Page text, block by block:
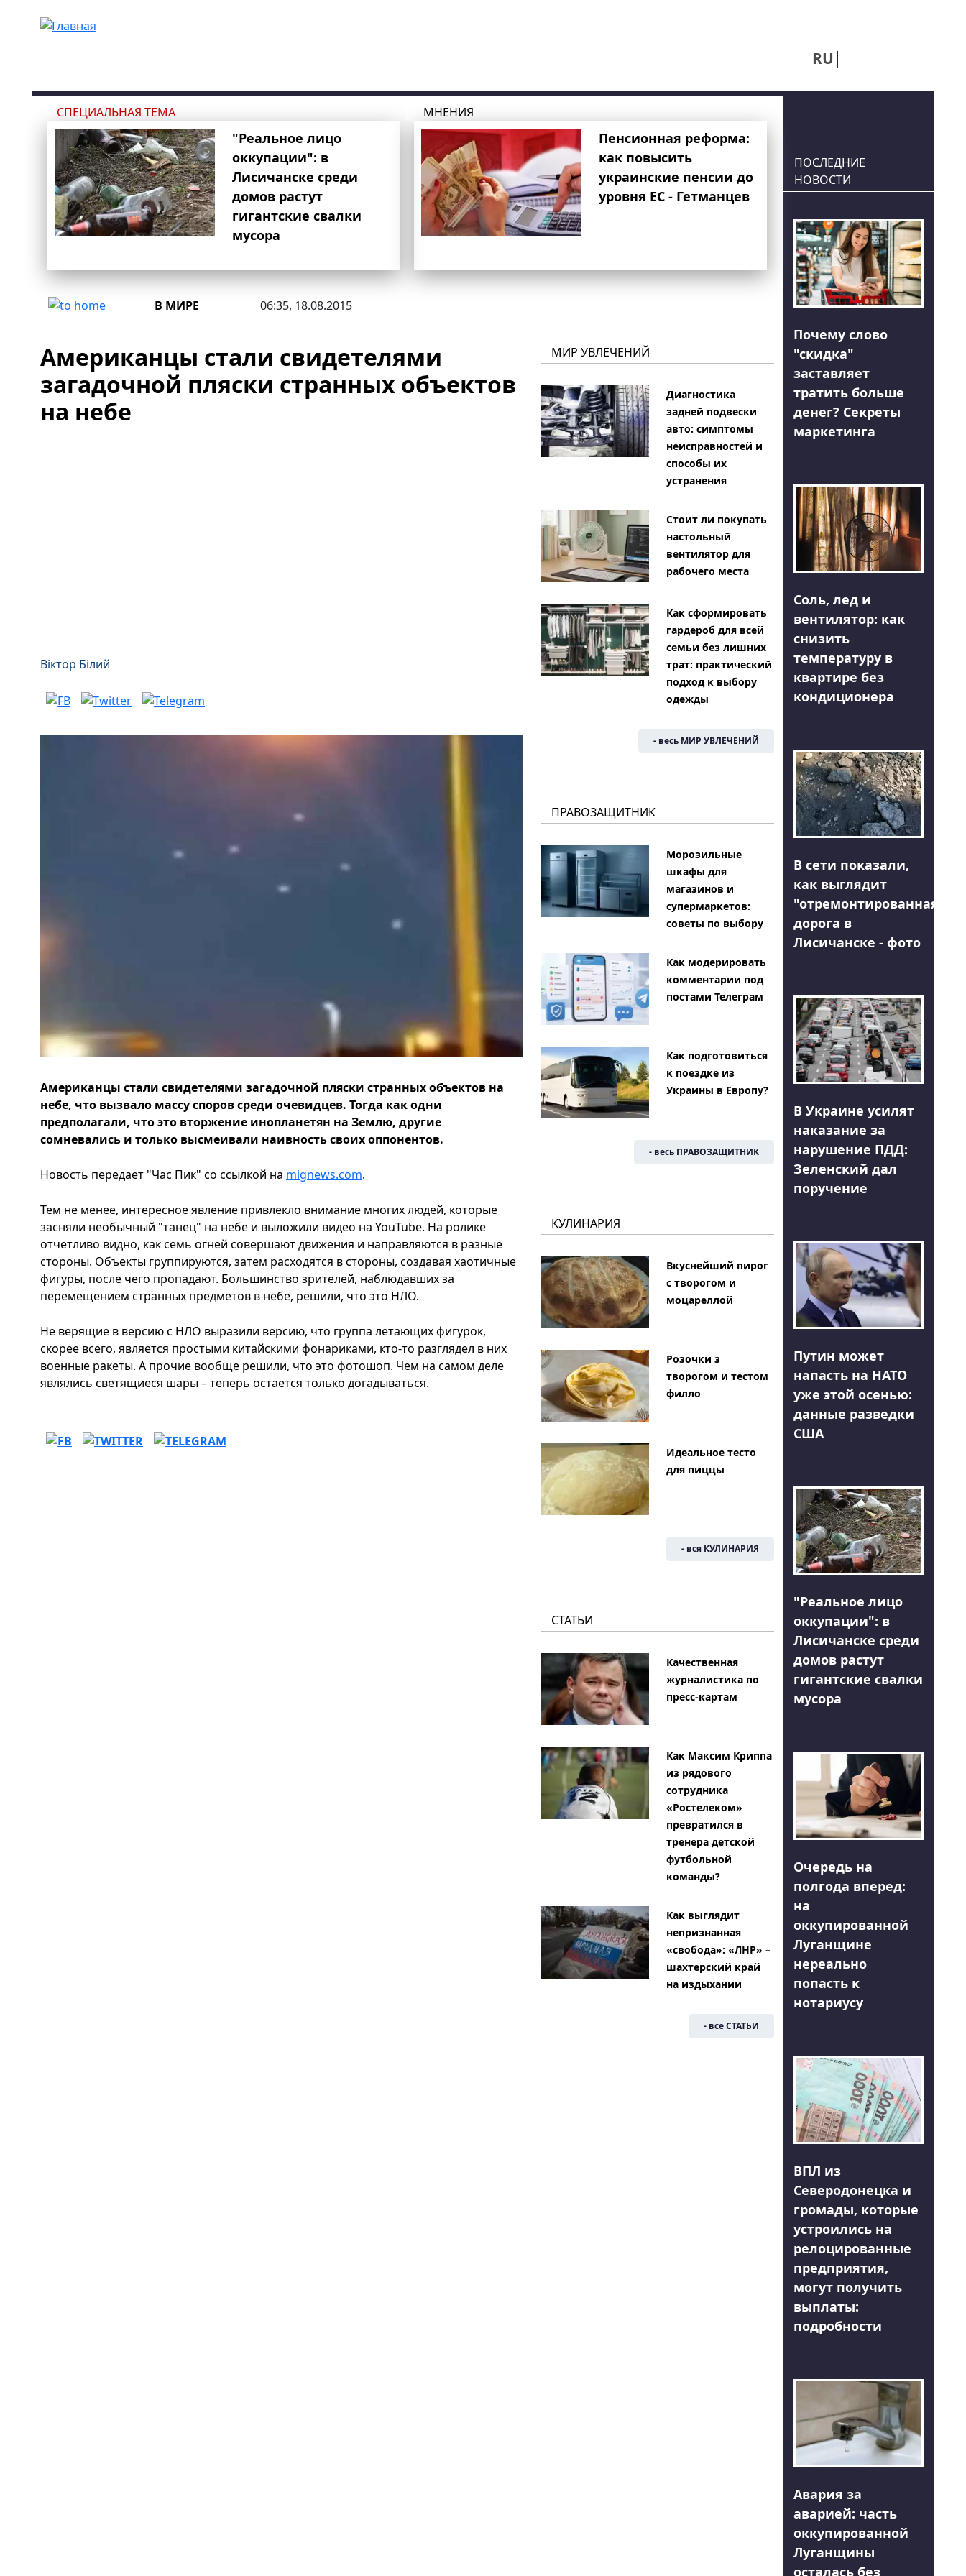
RU
СПЕЦИАЛЬНАЯ ТЕМА
"Реальное лицо
оккупации": в
Лисичанске среди
домов растут
гигантские свалки
мусора
МНЕНИЯ
Пенсионная реформа:
как повысить
украинские пенсии до
уровня ЕС - Гетманцев
В МИРЕ 06:35, 18.08.2015
Американцы стали свидетелями
загадочной пляски странных объектов
на небе
Віктор Білий
Американцы стали свидетелями загадочной пляски странных объектов на
небе, что вызвало массу споров среди очевидцев. Тогда как одни
предполагали, что это вторжение инопланетян на Землю, другие
сомневались и только высмеивали наивность своих оппонентов.
Новость передает "Час Пик" со ссылкой на mignews.com.
Тем не менее, интересное явление привлекло внимание многих людей, которые
засняли необычный "танец" на небе и выложили видео на YouTube. На ролике
отчетливо видно, как семь огней совершают движения и направляются в разные
стороны. Объекты группируются, затем расходятся в стороны, создавая хаотичные
фигуры, после чего пропадают. Большинство зрителей, наблюдавших за
перемещением странных предметов в небе, решили, что это НЛО.
Не верящие в версию с НЛО выразили версию, что группа летающих фигурок,
скорее всего, является простыми китайскими фонариками, кто-то разглядел в них
военные ракеты. А прочие вообще решили, что это фотошоп. Чем на самом деле
являлись светящиеся шары – теперь остается только догадываться.
МИР УВЛЕЧЕНИЙ
Диагностика
задней подвески
авто: симптомы
неисправностей и
способы их
устранения
Стоит ли покупать
настольный
вентилятор для
рабочего места
Как сформировать
гардероб для всей
семьи без лишних
трат: практический
подход к выбору
одежды
- весь МИР УВЛЕЧЕНИЙ
ПРАВОЗАЩИТНИК
Морозильные
шкафы для
магазинов и
супермаркетов:
советы по выбору
Как модерировать
комментарии под
постами Телеграм
Как подготовиться
к поездке из
Украины в Европу?
- весь ПРАВОЗАЩИТНИК
КУЛИНАРИЯ
Вкуснейший пирог
с творогом и
моцареллой
Розочки з
творогом и тестом
филло
Идеальное тесто
для пиццы
- вся КУЛИНАРИЯ
СТАТЬИ
Качественная
журналистика по
пресс-картам
Как Максим Криппа
из рядового
сотрудника
«Ростелеком»
превратился в
тренера детской
футбольной
команды?
Как выглядит
непризнанная
«свобода»: «ЛНР» –
шахтерский край
на издыхании
- все СТАТЬИ
ПОСЛЕДНИЕ
НОВОСТИ
Почему слово
"скидка"
заставляет
тратить больше
денег? Секреты
маркетинга
Соль, лед и
вентилятор: как
снизить
температуру в
квартире без
кондиционера
В сети показали,
как выглядит
"отремонтированная"
дорога в
Лисичанске - фото
В Украине усилят
наказание за
нарушение ПДД:
Зеленский дал
поручение
Путин может
напасть на НАТО
уже этой осенью:
данные разведки
США
"Реальное лицо
оккупации": в
Лисичанске среди
домов растут
гигантские свалки
мусора
Очередь на
полгода вперед:
на
оккупированной
Луганщине
нереально
попасть к
нотариусу
ВПЛ из
Северодонецка и
громады, которые
устроились на
релоцированные
предприятия,
могут получить
выплаты:
подробности
Авария за
аварией: часть
оккупированной
Луганщины
осталась без